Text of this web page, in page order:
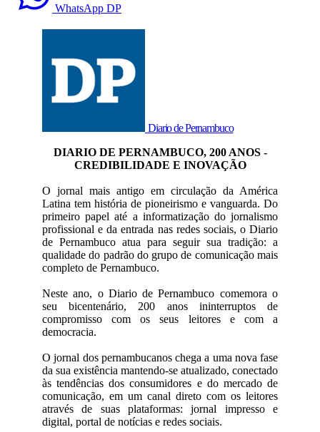
WhatsApp DP
Diario de Pernambuco
DIARIO DE PERNAMBUCO, 200 ANOS -
CREDIBILIDADE E INOVAÇÃO
O jornal mais antigo em circulação da América
Latina tem história de pioneirismo e vanguarda. Do
primeiro papel até a informatização do jornalismo
profissional e da entrada nas redes sociais, o Diario
de Pernambuco atua para seguir sua tradição: a
qualidade do padrão do grupo de comunicação mais
completo de Pernambuco.
Neste ano, o Diario de Pernambuco comemora o
seu bicentenário, 200 anos ininterruptos de
compromisso com os seus leitores e com a
democracia.
O jornal dos pernambucanos chega a uma nova fase
da sua existência mantendo-se atualizado, conectado
às tendências dos consumidores e do mercado de
comunicação, em um canal direto com os leitores
através de suas plataformas: jornal impresso e
digital, portal de notícias e redes sociais.